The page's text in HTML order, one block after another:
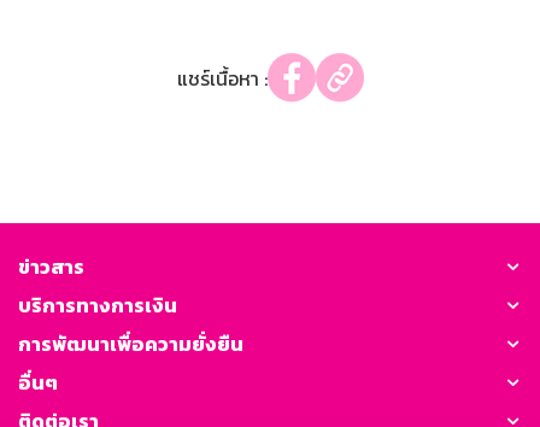
แชร์เนื้อหา :
ข่าวสาร
บริการทางการเงิน
การพัฒนาเพื่อความยั่งยืน
อื่นๆ